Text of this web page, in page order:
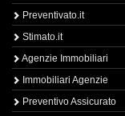
Preventivato.it
Stimato.it
Agenzie Immobiliari
Immobiliari Agenzie
Preventivo Assicurato